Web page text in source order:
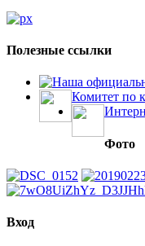
Полезные ссылки
Наша
Комитет по
Фото
Вход